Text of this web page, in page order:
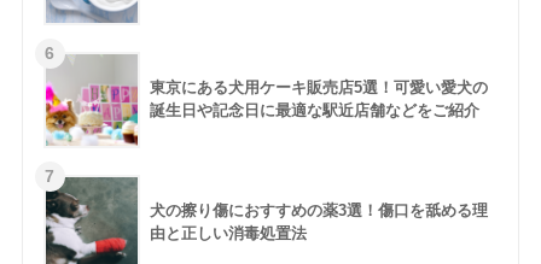
東京にある犬用ケーキ販売店5選！可愛い愛犬の
誕生日や記念日に最適な駅近店舗などをご紹介
犬の擦り傷におすすめの薬3選！傷口を舐める理
由と正しい消毒処置法